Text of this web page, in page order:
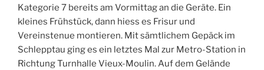
Kategorie 7 bereits am Vormittag an die Geräte. Ein
kleines Frühstück, dann hiess es Frisur und
Vereinstenue montieren. Mit sämtlichem Gepäck im
Schlepptau ging es ein letztes Mal zur Metro-Station in
Richtung Turnhalle Vieux-Moulin. Auf dem Gelände